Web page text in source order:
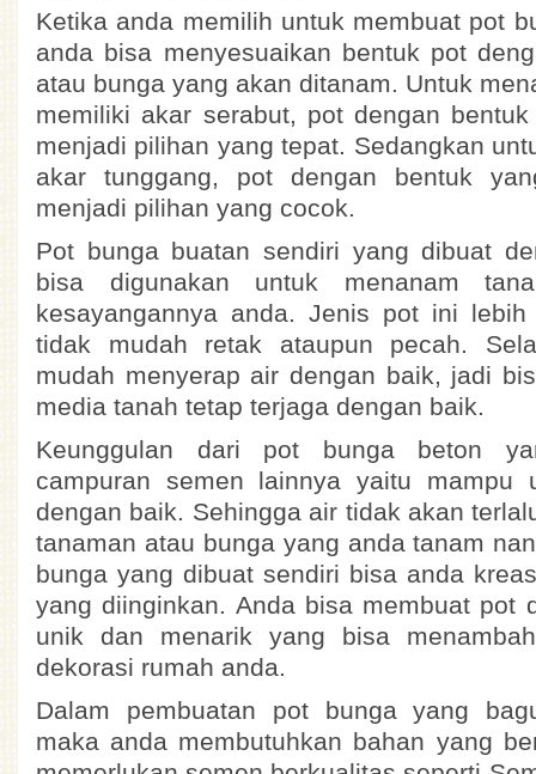
Ketika anda memilih untuk membuat pot
anda bisa menyesuaikan bentuk pot
atau bunga yang akan ditanam. Untuk
memiliki akar serabut, pot dengan
menjadi pilihan yang tepat. Sedangkan
akar tunggang, pot dengan bentuk
menjadi pilihan yang cocok.
Pot bunga buatan sendiri yang dibuat
bisa digunakan untuk menanam
kesayangannya anda. Jenis pot ini
tidak mudah retak ataupun pecah.
mudah menyerap air dengan baik, jadi
media tanah tetap terjaga dengan baik.
Keunggulan dari pot bunga beton
campuran semen lainnya yaitu mampu
dengan baik. Sehingga air tidak akan
tanaman atau bunga yang anda tanam
bunga yang dibuat sendiri bisa anda
yang diinginkan. Anda bisa membuat pot
unik dan menarik yang bisa
dekorasi rumah anda.
Dalam pembuatan pot bunga yang
maka anda membutuhkan bahan yang